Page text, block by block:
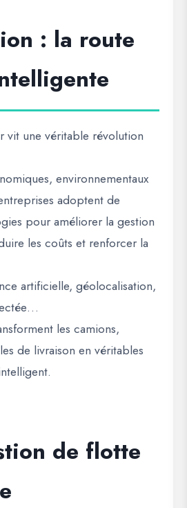
: la route
vit une véritable révolution
environnementaux
adoptent de
pour améliorer la gestion
les coûts et renforcer la
artificielle, géolocalisation,
les camions,
de livraison en véritables
de flotte